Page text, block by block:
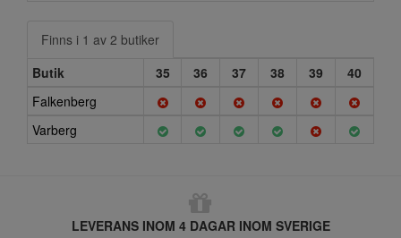
Finns i 1 av 2 butiker
Butik
35 36 37 38 39
40
Falkenberg
Varberg
LEVERANS INOM 4 DAGAR INOM SVERIGE